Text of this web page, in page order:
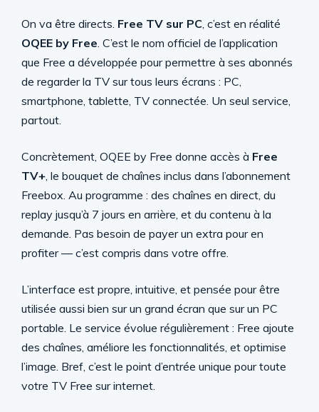
On va être directs. Free TV sur PC, c’est en réalité
OQEE by Free. C’est le nom officiel de l’application
que Free a développée pour permettre à ses abonnés
de regarder la TV sur tous leurs écrans : PC,
smartphone, tablette, TV connectée. Un seul service,
partout.
Concrètement, OQEE by Free donne accès à Free
TV+, le bouquet de chaînes inclus dans l’abonnement
Freebox. Au programme : des chaînes en direct, du
replay jusqu’à 7 jours en arrière, et du contenu à la
demande. Pas besoin de payer un extra pour en
profiter — c’est compris dans votre offre.
L’interface est propre, intuitive, et pensée pour être
utilisée aussi bien sur un grand écran que sur un PC
portable. Le service évolue régulièrement : Free ajoute
des chaînes, améliore les fonctionnalités, et optimise
l’image. Bref, c’est le point d’entrée unique pour toute
votre TV Free sur internet.